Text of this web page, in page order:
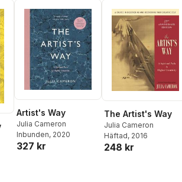
Artist's Way
Julia Cameron
Inbunden, 2020
327 kr
The Artist's Way
Julia Cameron
Häftad, 2016
248 kr